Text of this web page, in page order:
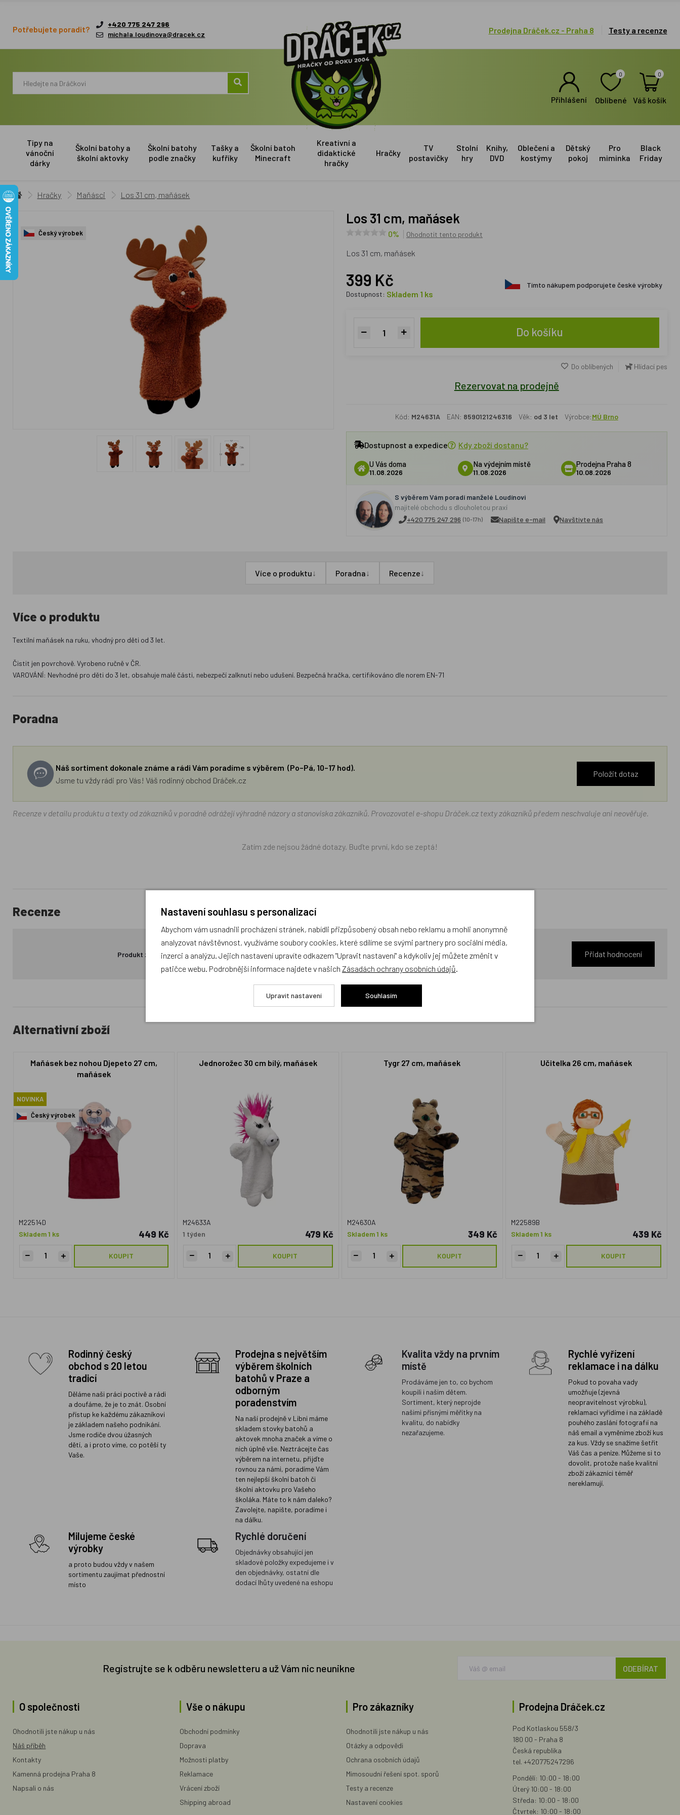
Potřebujete poradit?
+420 775 247 296
michala.loudinova@dracek.cz
Prodejna Dráček.cz - Praha 8 Testy a recenze
Přihlášení
0
Oblíbené
0
Váš košík
Tipy na
vánoční
dárky
Školní batohy a
školní aktovky
Školní batohy
podle značky
Tašky a
kufříky
Školní batoh
Minecraft
Kreativní a
didaktické
hračky
Hračky
TV
postavičky
Stolní
hry
Knihy,
DVD
Oblečení a
kostýmy
Dětský
pokoj
Pro
miminka
Black
Friday
Hračky Maňásci Los 31 cm, maňásek
Český výrobek
Los 31 cm, maňásek
0% Ohodnotit tento produkt
Los 31 cm, maňásek
399 Kč
Dostupnost: Skladem 1 ks
Tímto nákupem podporujete české výrobky
Do košíku
Do oblíbených Hlídací pes
Rezervovat na prodejně
Kód: M24631A EAN: 8590121246316 Věk: od 3 let Výrobce:MÚ Brno
Dostupnost a expedice Kdy zboží dostanu?
U Vás doma
11.08.2026
Na výdejním místě
11.08.2026
Prodejna Praha 8
10.08.2026
S výběrem Vám poradí manželé Loudínovi
majitelé obchodu s dlouholetou praxí
+420 775 247 296 (10-17h) Napište e-mail Navštivte nás
Více o produktu↓ Poradna↓ Recenze↓
Více o produktu
Textilní maňásek na ruku, vhodný pro děti od 3 let.
Čistit jen povrchově. Vyrobeno ručně v ČR.
VAROVÁNÍ: Nevhodné pro děti do 3 let, obsahuje malé části, nebezpečí zalknutí nebo udušení. Bezpečná hračka, certifikováno dle norem EN-71
Poradna
Náš sortiment dokonale známe a rádi Vám poradíme s výběrem (Po–Pá, 10–17 hod).
Jsme tu vždy rádi pro Vás! Váš rodinný obchod Dráček.cz
Položit dotaz
Recenze v detailu produktu a texty od zákazníků v poradně odrážejí výhradně názory a stanoviska zákazníků. Provozovatel e-shopu Dráček.cz texty zákazníků předem neschvaluje ani neověřuje.
Zatím zde nejsou žádné dotazy. Buďte první, kdo se zeptá!
Recenze
Produkt zatím nemá žádné hodnocení,buďte první, kdo produkt ohodnotí! Přidat hodnocení
Alternativní zboží
Maňásek bez nohou Djepeto 27 cm,
maňásek
NOVINKA
Český výrobek
M22514D
Skladem 1 ks
449 Kč
KOUPIT
Jednorožec 30 cm bílý, maňásek
M24633A
1 týden
479 Kč
KOUPIT
Tygr 27 cm, maňásek
M24630A
Skladem 1 ks
349 Kč
KOUPIT
Učitelka 26 cm, maňásek
M22589B
Skladem 1 ks
439 Kč
KOUPIT
Rodinný český
obchod s 20 letou
tradicí
Děláme naši práci poctivě a rádi
a doufáme, že je to znát. Osobní
přístup ke každému zákazníkovi
je základem našeho podnikání.
Jsme rodiče dvou úžasných
dětí, a i proto víme, co potěší ty
Vaše.
Prodejna s největším
výběrem školních
batohů v Praze a
odborným
poradenstvím
Na naší prodejně v Libni máme
skladem stovky batohů a
aktovek mnoha značek a víme o
nich úplně vše. Neztrácejte čas
výběrem na internetu, přijďte
rovnou za námi, poradíme Vám
ten nejlepší školní batoh či
školní aktovku pro Vašeho
školáka. Máte to k nám daleko?
Zavolejte, napište, poradíme i
na dálku.
Kvalita vždy na prvním
místě
Prodáváme jen to, co bychom
koupili i našim dětem.
Sortiment, který neprojde
našimi přísnými měřítky na
kvalitu, do nabídky
nezařazujeme.
Rychlé vyřízení
reklamace i na dálku
Pokud to povaha vady
umožňuje (zjevná
neopravitelnost výrobku),
reklamaci vyřídíme i na základě
pouhého zaslání fotografií na
náš email a vyměníme zboží kus
za kus. Vždy se snažíme šetřit
Váš čas a peníze. Můžeme si to
dovolit, protože naše kvalitní
zboží zákazníci téměř
nereklamují.
Milujeme české
výrobky
a proto budou vždy v našem
sortimentu zaujímat přednostní
místo
Rychlé doručení
Objednávky obsahující jen
skladové položky expedujeme i v
den objednávky, ostatní dle
dodací lhůty uvedené na eshopu
Registrujte se k odběru newsletteru a už Vám nic neunikne ODEBÍRAT
O společnosti
Ohodnotili jste nákup u nás
Náš příběh
Kontakty
Kamenná prodejna Praha 8
Napsali o nás
Vše o nákupu
Obchodní podmínky
Doprava
Možnosti platby
Reklamace
Vrácení zboží
Shipping abroad
Pro zákazníky
Ohodnotili jste nákup u nás
Otázky a odpovědi
Ochrana osobních údajů
Mimosoudní řešení spot. sporů
Testy a recenze
Nastavení cookies
Prodejna Dráček.cz
Pod Kotlaskou 558/3
180 00 - Praha 8
Česká republika
tel. +420775247296
Pondělí: 10:00 - 18:00
Úterý 10:00 - 18:00
Středa: 10:00 - 18:00
Čtvrtek: 10:00 - 18:00
Nastavení souhlasu s personalizací
Abychom vám usnadnili procházení stránek, nabídli přizpůsobený obsah nebo reklamu a mohli anonymně
analyzovat návštěvnost, využíváme soubory cookies, které sdílíme se svými partnery pro sociální média,
inzerci a analýzu. Jejich nastavení upravíte odkazem "Upravit nastavení" a kdykoliv jej můžete změnit v
patičce webu. Podrobnější informace najdete v našich Zásadách ochrany osobních údajů
Upravit nastavení Souhlasím